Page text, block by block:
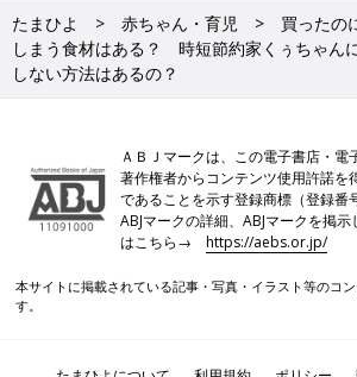
PROFILE）
時短節約家。高校と中学生の2人の息子、夫
ずお金が貯められず、主婦を読者層とする
たまひよ 赤ちゃん・育児
買ったの
しまう食材はある？ 時短節約家くぅちゃん
しない方法はあるの？
ＡＢＪマークは、この電子書店・電
著作権者からコンテンツ使用許諾を
であることを示す登録商標（登録番
ABJマークの詳細、ABJマークを掲
はこちら→https://aebs.or.jp/
本サイトに掲載されている記事・写真・イラスト等のコ
す。